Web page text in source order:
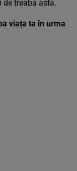
de treaba asta.
viața taîn urma